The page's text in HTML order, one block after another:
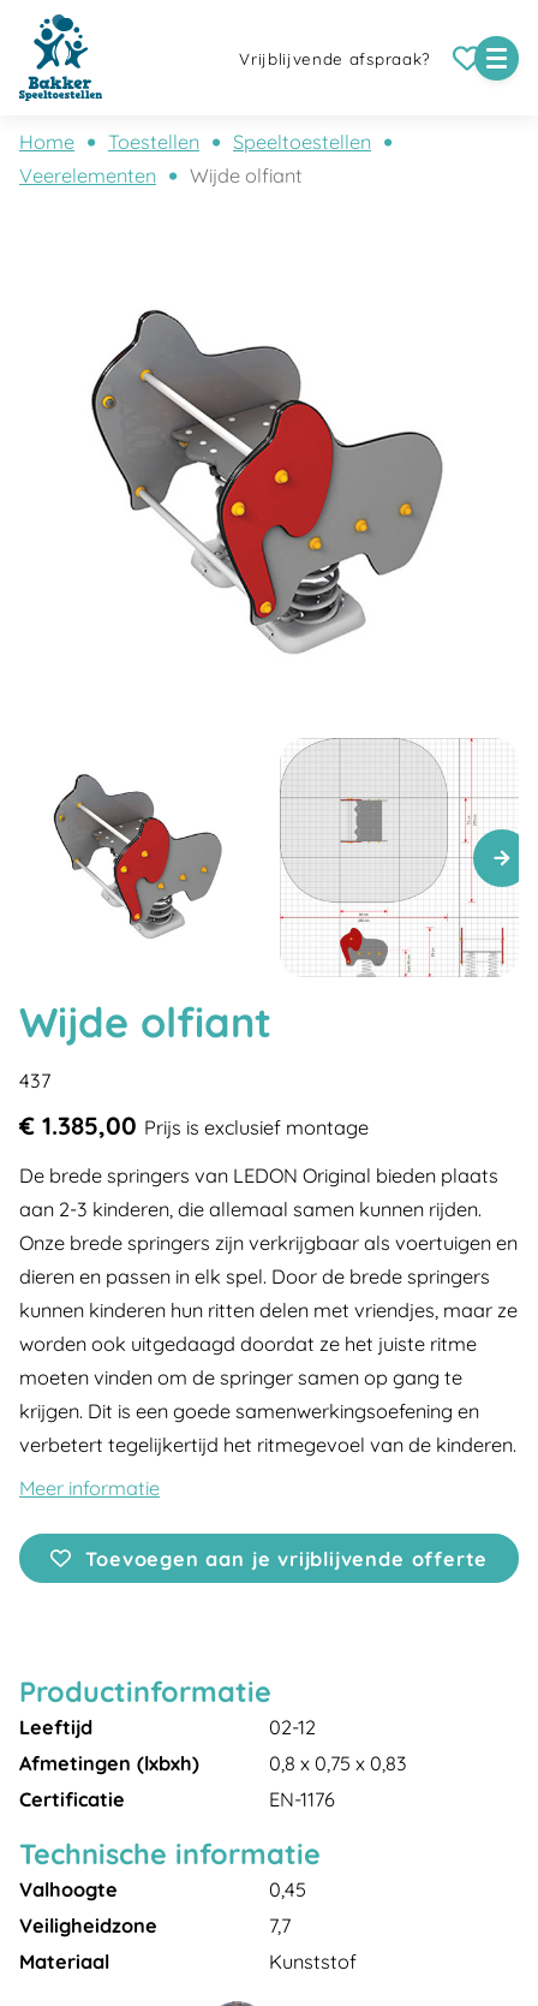
Vrijblijvende afspraak?
Home Toestellen
Speeltoestellen
Veerelementen
Wijde olfiant
Wijde olfiant
437
€ 1.385,00 Prijs is exclusief montage
De brede springers van LEDON Original bieden plaats
aan 2-3 kinderen, die allemaal samen kunnen rijden.
Onze brede springers zijn verkrijgbaar als voertuigen en
dieren en passen in elk spel. Door de brede springers
kunnen kinderen hun ritten delen met vriendjes, maar ze
worden ook uitgedaagd doordat ze het juiste ritme
moeten vinden om de springer samen op gang te
krijgen. Dit is een goede samenwerkingsoefening en
verbetert tegelijkertijd het ritmegevoel van de kinderen.
Meer informatie
Toevoegen aan je vrijblijvende offerte
Productinformatie
Leeftijd
02-12
Afmetingen (lxbxh)
0,8 x 0,75 x 0,83
Certificatie
EN-1176
Technische informatie
Valhoogte
0,45
Veiligheidzone
7,7
Materiaal
Kunststof